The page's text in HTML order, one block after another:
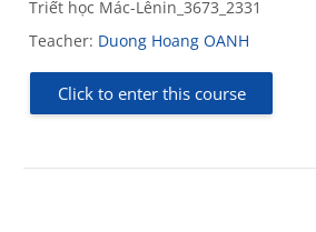
Triết học Mác-Lênin_3673_2331
Teacher: Duong Hoang OANH
Click to enter this course